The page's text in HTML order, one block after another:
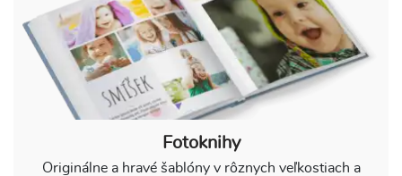
Fotoknihy
Originálne a hravé šablóny v rôznych veľkostiach a